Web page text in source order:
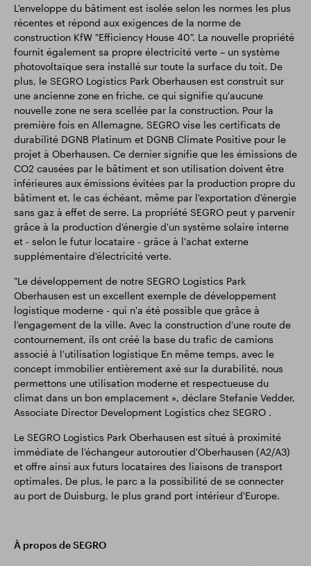
L'enveloppe du bâtiment est isolée selon les normes les plus
récentes et répond aux exigences de la norme de
construction KfW "Efficiency House 40". La nouvelle propriété
fournit également sa propre électricité verte – un système
photovoltaïque sera installé sur toute la surface du toit. De
plus, le SEGRO Logistics Park Oberhausen est construit sur
une ancienne zone en friche, ce qui signifie qu'aucune
nouvelle zone ne sera scellée par la construction. Pour la
première fois en Allemagne, SEGRO vise les certificats de
durabilité DGNB Platinum et DGNB Climate Positive pour le
projet à Oberhausen. Ce dernier signifie que les émissions de
CO2 causées par le bâtiment et son utilisation doivent être
inférieures aux émissions évitées par la production propre du
bâtiment et, le cas échéant, même par l'exportation d'énergie
sans gaz à effet de serre. La propriété SEGRO peut y parvenir
grâce à la production d'énergie d'un système solaire interne
et - selon le futur locataire - grâce à l'achat externe
supplémentaire d'électricité verte.
"Le développement de notre SEGRO Logistics Park
Oberhausen est un excellent exemple de développement
logistique moderne - qui n'a été possible que grâce à
l'engagement de la ville. Avec la construction d'une route de
contournement, ils ont créé la base du trafic de camions
associé à l'utilisation logistique En même temps, avec le
concept immobilier entièrement axé sur la durabilité, nous
permettons une utilisation moderne et respectueuse du
climat dans un bon emplacement », déclare Stefanie Vedder,
Associate Director Development Logistics chez SEGRO .
Le SEGRO Logistics Park Oberhausen est situé à proximité
immédiate de l'échangeur autoroutier d'Oberhausen (A2/A3)
et offre ainsi aux futurs locataires des liaisons de transport
optimales. De plus, le parc a la possibilité de se connecter
au port de Duisburg, le plus grand port intérieur d'Europe.
À propos de SEGRO